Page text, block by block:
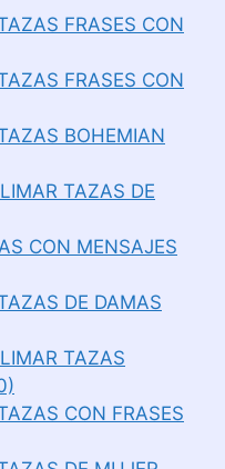
FRASES CON
FRASES CON
BOHEMIAN
TAZAS DE
CON MENSAJES
DE DAMAS
TAZAS
CON FRASES